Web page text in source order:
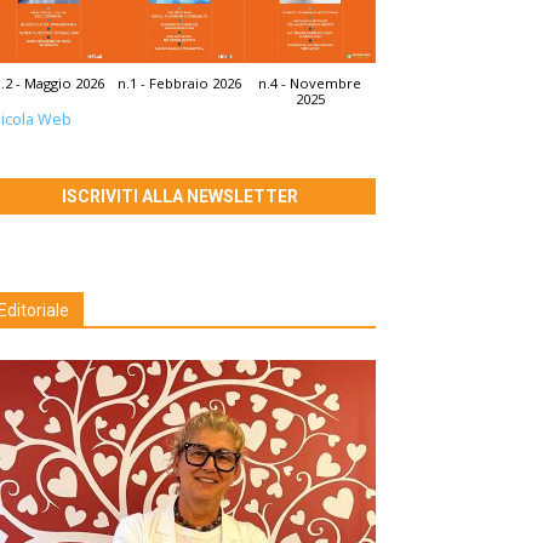
- Maggio 2026 n.1 - Febbraio 2026
n.4 - Novembre
2025
Web
ISCRIVITI ALLA NEWSLETTER